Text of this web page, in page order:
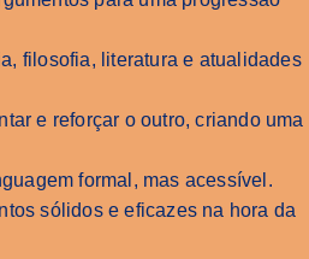
filosofia, literatura e atualidades
e reforçar o outro, criando uma
formal, mas acessível.
sólidos e eficazes na hora da